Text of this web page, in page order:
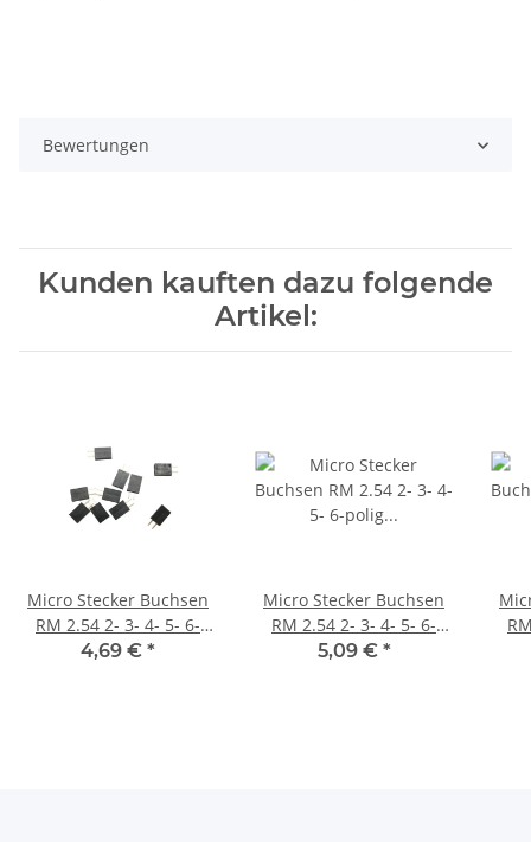
Bewertungen
Kunden kauften dazu folgende
Artikel:
Micro Stecker Buchsen
RM 2.54 2- 3- 4- 5- 6-
polig Steckverbinder
4,69 € *
Micro Stecker Buchsen
RM 2.54 2- 3- 4- 5- 6-
polig Steckverbinder
5,09 € *